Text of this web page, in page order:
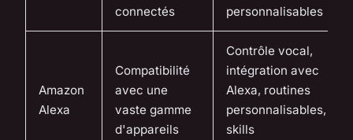
connectés
personnalisables
Amazon
Alexa
Compatibilité
avec une
vaste gamme
d'appareils
Contrôle vocal,
intégration avec
Alexa, routines
personnalisables,
skills